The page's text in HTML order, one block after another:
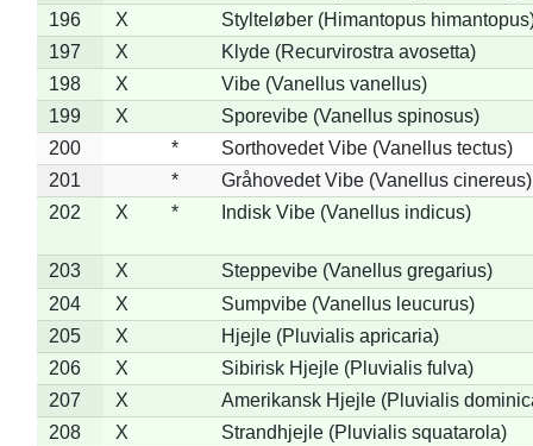
196
X
Stylteløber (Himantopus
197
X
Klyde (Recurvirostra avosetta)
198
X
Vibe (Vanellus vanellus)
199
X
Sporevibe (Vanellus spinosus)
200
*
Sorthovedet Vibe (Vanellus tectus)
201
*
Gråhovedet Vibe (Vanellus cinereus)
202
X * Indisk Vibe (Vanellus indicus)
203 X
Steppevibe (Vanellus gregarius)
204
X
Sumpvibe (Vanellus leucurus)
205
X
Hjejle (Pluvialis apricaria)
206
X
Sibirisk Hjejle (Pluvialis fulva)
207
X
Amerikansk Hjejle (Pluvialis
208
X
Strandhjejle (Pluvialis squatarola)